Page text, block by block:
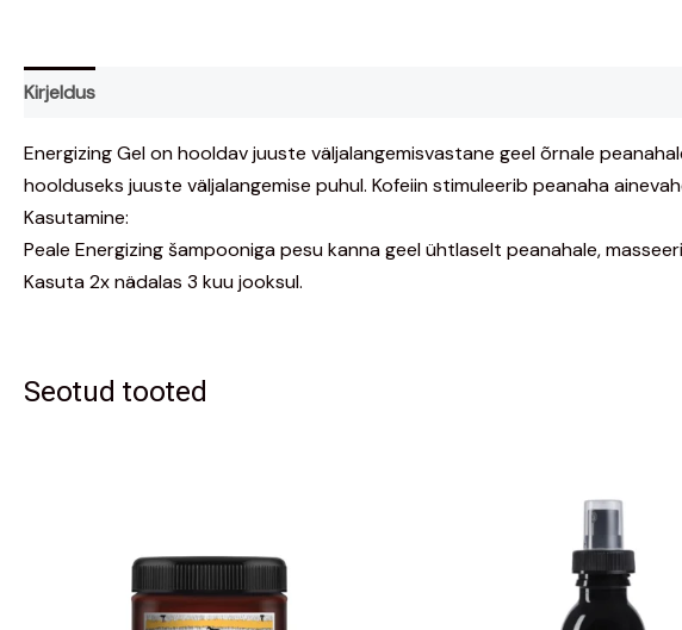
Kirjeldus
Energizing Gel on hooldav juuste väljalangemisvastane geel õrnale
hoolduseks juuste väljalangemise puhul. Kofeiin stimuleerib peanaha
Kasutamine:
Peale Energizing šampooniga pesu kanna geel ühtlaselt peanahale,
Kasuta 2x nädalas 3 kuu jooksul.
Seotud tooted